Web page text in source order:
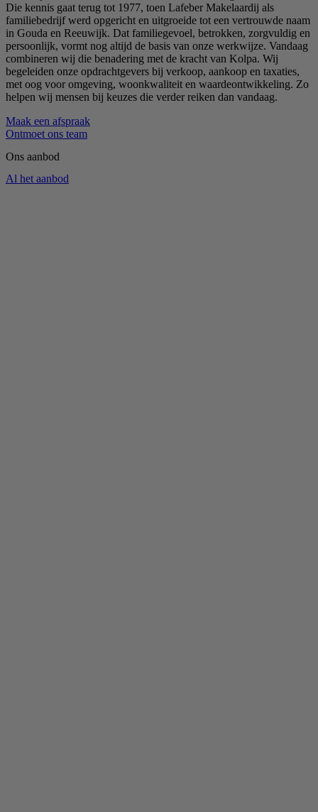
Die kennis gaat terug tot 1977, toen Lafeber Makelaardij als
familiebedrijf werd opgericht en uitgroeide tot een vertrouwde naam
in Gouda en Reeuwijk. Dat familiegevoel, betrokken, zorgvuldig en
persoonlijk, vormt nog altijd de basis van onze werkwijze. Vandaag
combineren wij die benadering met de kracht van Kolpa. Wij
begeleiden onze opdrachtgevers bij verkoop, aankoop en taxaties,
met oog voor omgeving, woonkwaliteit en waardeontwikkeling. Zo
helpen wij mensen bij keuzes die verder reiken dan vandaag.
Maak een afspraak
Ontmoet ons team
Ons aanbod
Al het aanbod